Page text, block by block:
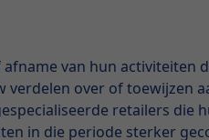
van hun
over of toewijzen
retailers
in die periode sterker